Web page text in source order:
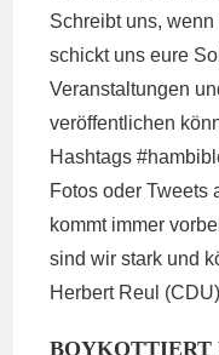
Schreibt uns,
schickt uns eure
Veranstaltungen
veröffentlichen
Hashtags
Fotos oder Tweets
kommt immer
sind wir stark und
Herbert Reul
BOYKOTTIERT